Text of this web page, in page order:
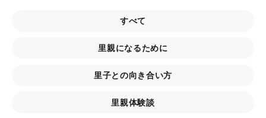
すべて
里親になるために
里子との向き合い方
里親体験談